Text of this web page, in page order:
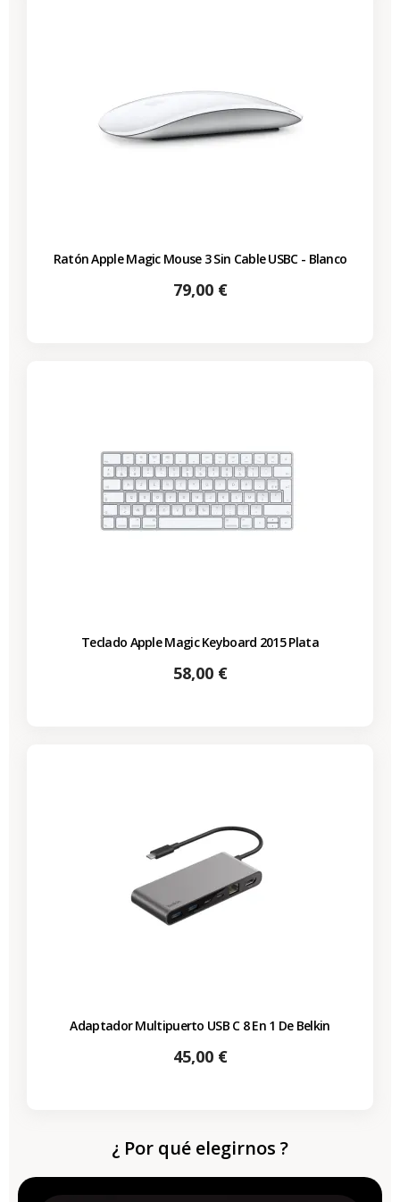
Ratón Apple Magic Mouse 3 Sin Cable USBC - Blanco
Precio
79,00 €
Teclado Apple Magic Keyboard 2015 Plata
Precio
58,00 €
Adaptador Multipuerto USB C 8 En 1 De Belkin
Precio
45,00 €
¿ Por qué elegirnos ?